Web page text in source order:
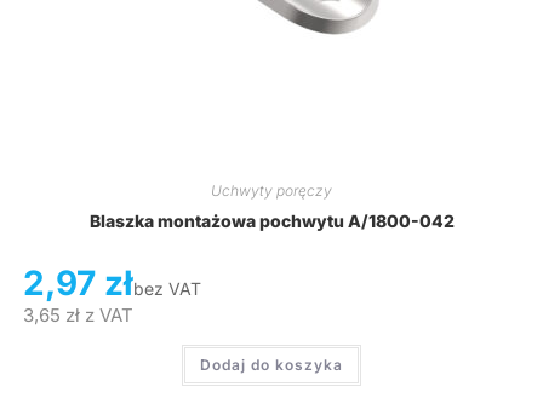
Uchwyty poręczy
Blaszka montażowa pochwytu A/1800-042
2,97 złbez VAT
3,65 złz VAT
Dodaj do koszyka